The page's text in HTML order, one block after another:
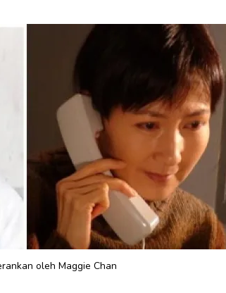
oleh Maggie Chan